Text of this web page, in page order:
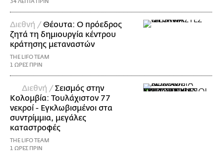
34 ΛΕΠΤΑ ΠΡΙΝ
Διεθνή / Θέουτα: Ο πρόεδρος
ζητά τη δημιουργία κέντρου
κράτησης μεταναστών
THE LIFO TEAM
1 ΩΡΕΣ ΠΡΙΝ
Διεθνή / Σεισμός στην
Κολομβία: Τουλάχιστον 77
νεκροί - Εγκλωβισμένοι στα
συντρίμμια, μεγάλες
καταστροφές
THE LIFO TEAM
1 ΩΡΕΣ ΠΡΙΝ